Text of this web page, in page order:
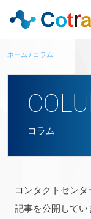
ホーム コラム
コラム
コンタクトセン
記事を公開して